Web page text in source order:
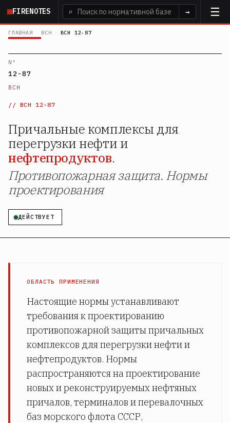
Перейти
основному
FIRENOTES ⌕ →
ГЛАВНАЯ › ВСН › ВСН 12-87
N°
12-87
ВСН
ВСН 12-87
Причальные комплексы для
перегрузки нефти и
нефтепродуктов.
Противопожарная защита. Нормы
проектирования
ДЕЙСТВУЕТ
ОБЛАСТЬ ПРИМЕНЕНИЯ
Настоящие нормы устанавливают
требования к проектированию
противопожарной защиты причальных
комплексов для перегрузки нефти и
нефтепродуктов. Нормы
распространяются на проектирование
новых и реконструируемых нефтяных
причалов, терминалов и перевалочных
баз морского флота СССР,